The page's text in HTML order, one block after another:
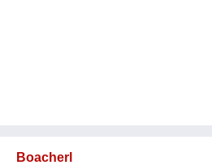
Boacherl